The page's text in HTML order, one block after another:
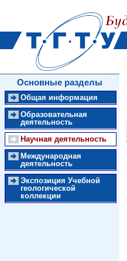
Основные разделы
Общая информация
Образовательная
деятельность
Научная деятельность
Международная
деятельность
Экспозиция Учебной
геологической
коллекции